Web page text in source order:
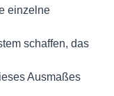
einzelne
schaffen, das
Ausmaßes